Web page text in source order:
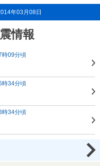
年03月08日
情報
時09分頃
時34分頃
時34分頃